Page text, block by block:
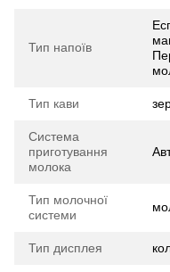
Тип напоїв
Тип кави
Система
приготування
молока
Тип молочної
системи
Тип дисплея